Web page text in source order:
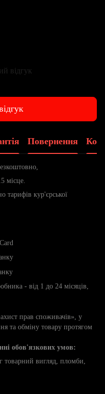
відгук
Повернення
місце.
тарифів кур'єрської
- від 1 до 24 місяців,
прав споживачів», у
та обміну товару протягом
обов'язкових умов:
товарний вигляд, пломби,